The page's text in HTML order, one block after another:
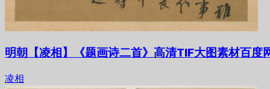
明朝【凌相】《题画诗二首》高清TIF大图素材百度
凌相